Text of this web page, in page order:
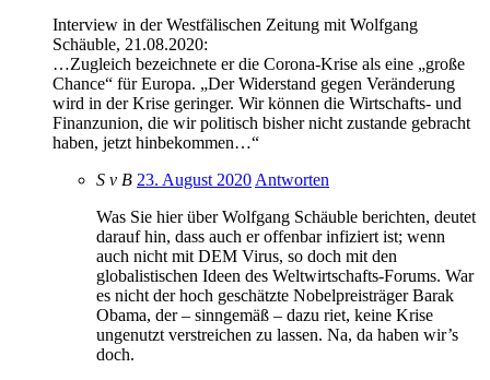
Interview in der Westfälischen Zeitung mit Wolfgang
Schäuble, 21.08.2020:
…Zugleich bezeichnete er die Corona-Krise als eine „große
Chance“ für Europa. „Der Widerstand gegen Veränderung
wird in der Krise geringer. Wir können die Wirtschafts- und
Finanzunion, die wir politisch bisher nicht zustande gebracht
haben, jetzt hinbekommen…“
S v B 23. August 2020 Antworten
Was Sie hier über Wolfgang Schäuble berichten, deutet
darauf hin, dass auch er offenbar infiziert ist; wenn
auch nicht mit DEM Virus, so doch mit den
globalistischen Ideen des Weltwirtschafts-Forums. War
es nicht der hoch geschätzte Nobelpreisträger Barak
Obama, der – sinngemäß – dazu riet, keine Krise
ungenutzt verstreichen zu lassen. Na, da haben wir’s
doch.